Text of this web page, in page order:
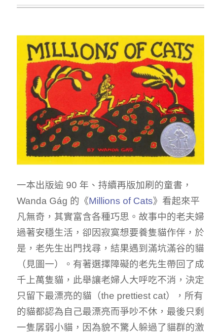
一本出版逾 90 年、持續再版加刷的童書，
Wanda Gág 的《Millions of Cats》看起來平
凡無奇，其實富含各種巧思。故事中的老夫婦
過著安穩生活，卻因寂寞想要養隻貓作伴，於
是，老先生出門找尋，結果遇到滿坑滿谷的貓
（見圖一）。有著選擇障礙的老先生帶回了成
千上萬隻貓，此舉讓老婦人大呼吃不消，決定
只留下最漂亮的貓（the prettiest cat），所有
的貓都認為自己最漂亮而爭吵不休，最後只剩
一隻孱弱小貓，因為貌不驚人躲過了貓群的激